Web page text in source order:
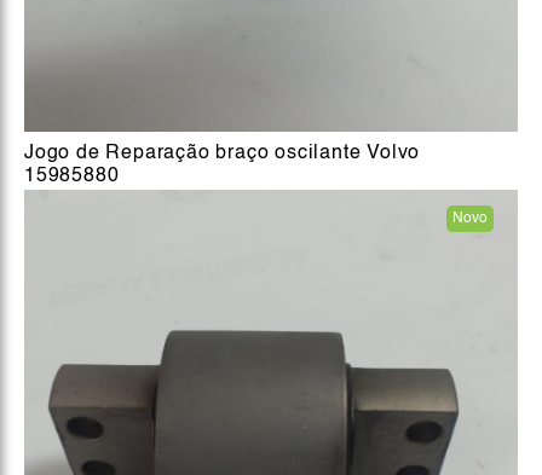
Jogo de Reparação braço oscilante Volvo
15985880
Novo